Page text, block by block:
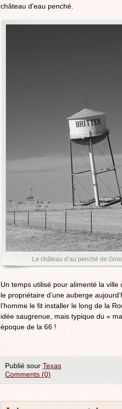
château d’eau penché.
Le château d’au penché de
Un temps utilisé pour alimenté la
le propriétaire d’une auberge
l’homme le fit installer le long de la
idée saugrenue, mais typique du «
époque de la 66 !
Publié sour Texas
Comments (0)